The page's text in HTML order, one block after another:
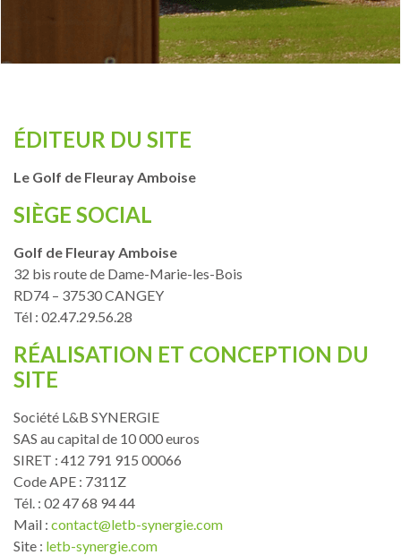
ÉDITEUR DU SITE
Le Golf de Fleuray Amboise
SIÈGE SOCIAL
Golf de Fleuray Amboise
32 bis route de Dame-Marie-les-Bois
RD74 – 37530 CANGEY
Tél : 02.47.29.56.28
RÉALISATION ET CONCEPTION DU
SITE
Société L&B SYNERGIE
SAS au capital de 10 000 euros
SIRET : 412 791 915 00066
Code APE : 7311Z
Tél. : 02 47 68 94 44
Mail : contact@letb-synergie.com
Site : letb-synergie.com